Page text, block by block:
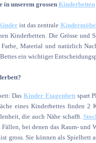
in unserem grossen Kinderbetten
ist das zentrale
Kinderbetten. Die Grösse
Farbe, Material und natürlich
ein wichtiger
DasKinder Etagenbettspart
eines Kinderbettes finden 2
die auch Nähe schafft.
Fällen, bei denen das Raum- und
gross. Sie können als Spielbett